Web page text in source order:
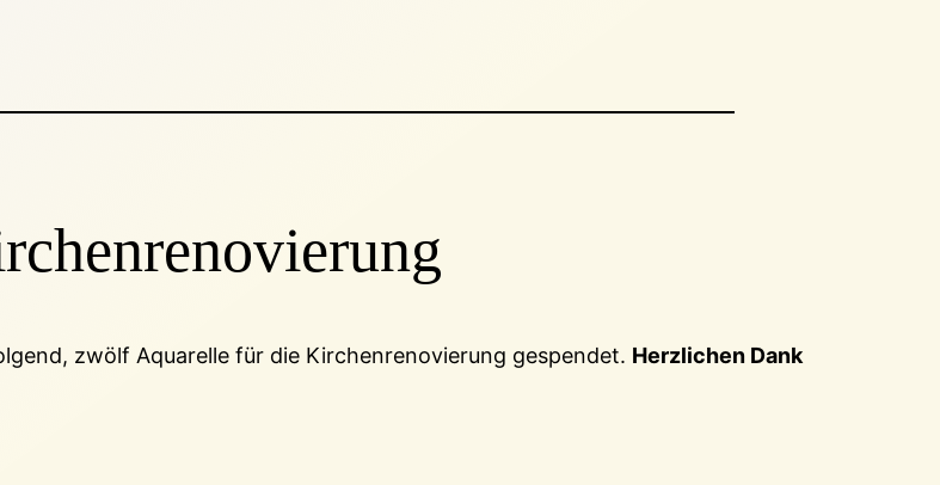
zwölf Aquarelle für die Kirchenrenovierung gespendet. Herzlichen Dank